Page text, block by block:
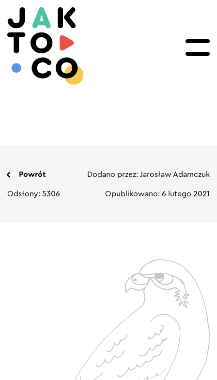
Powrót Dodano przez: Jarosław Adamczuk
Odsłony: 5306 Opublikowano: 6 lutego 2021